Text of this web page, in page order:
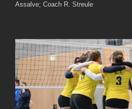
Assalve; Coach R. Streule